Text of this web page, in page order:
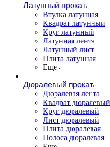
Латунный прокат
Втулка латунная
Квадрат латунный
Круг латунный
Латунная лента
Латунный лист
Плита латунная
Еще
Дюралевый прокат
Дюралевая лента
Квадрат дюралевый
Круг дюралевый
Лист дюралевый
Плита дюралевая
Полоса дюралевая